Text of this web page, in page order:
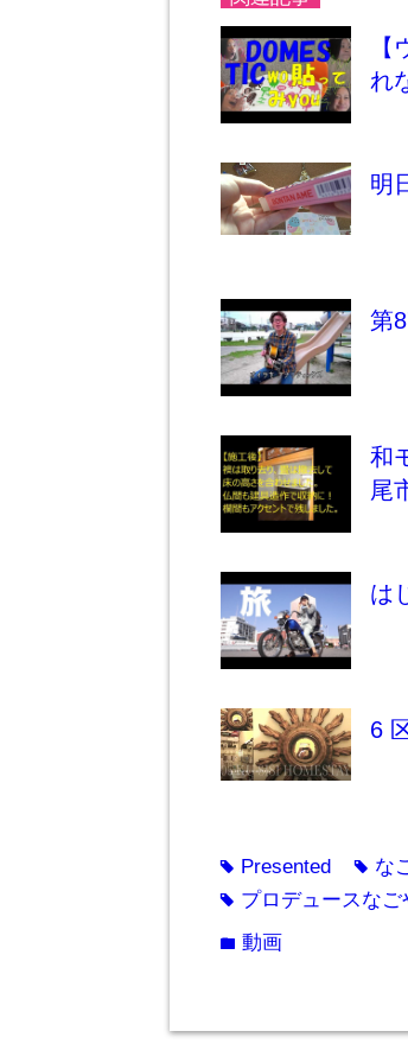
れ
明
第
和
尾
は
6
tag Presented tag な
tag プロデュースなご
folder 動画